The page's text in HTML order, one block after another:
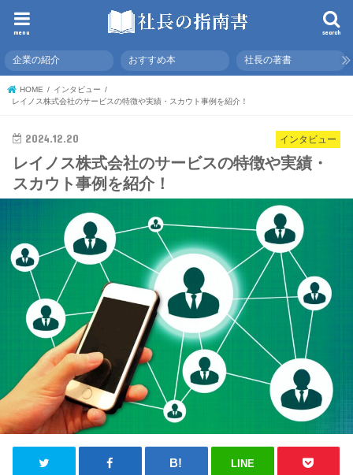
search
menu
企業の紹介 おすすめ本 社長の著書
HOME
インタビュー
レイノス株式会社のサービスの特徴や実績・スカウト事例を紹介！
インタビュー
2024.12.20
レイノス株式会社のサービスの特徴や実績・
スカウト事例を紹介！
LINE